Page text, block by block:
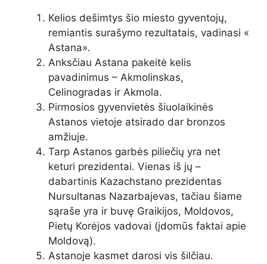
Kelios dešimtys šio miesto gyventojų,
remiantis surašymo rezultatais, vadinasi «
Astana».
Anksčiau Astana pakeitė kelis
pavadinimus – Akmolinskas,
Celinogradas ir Akmola.
Pirmosios gyvenvietės šiuolaikinės
Astanos vietoje atsirado dar bronzos
amžiuje.
Tarp Astanos garbės piliečių yra net
keturi prezidentai. Vienas iš jų –
dabartinis Kazachstano prezidentas
Nursultanas Nazarbajevas, tačiau šiame
sąraše yra ir buvę Graikijos, Moldovos,
Pietų Korėjos vadovai (įdomūs faktai apie
Moldovą).
Astanoje kasmet darosi vis šilčiau.